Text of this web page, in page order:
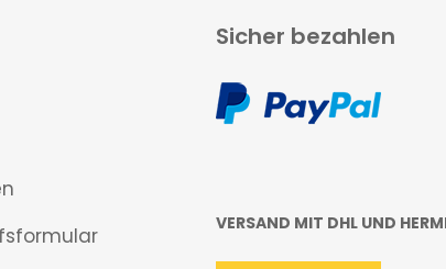
Sicher bezahlen
VERSAND MIT DHL UND